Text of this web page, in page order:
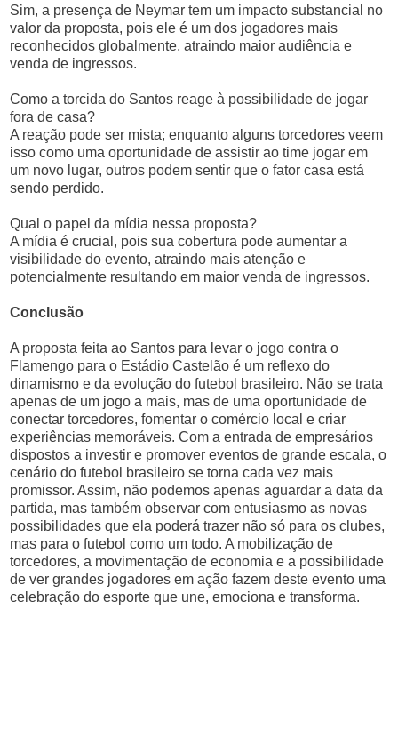
Sim, a presença de Neymar tem um impacto substancial no
valor da proposta, pois ele é um dos jogadores mais
reconhecidos globalmente, atraindo maior audiência e
venda de ingressos.
Como a torcida do Santos reage à possibilidade de jogar
fora de casa?
A reação pode ser mista; enquanto alguns torcedores veem
isso como uma oportunidade de assistir ao time jogar em
um novo lugar, outros podem sentir que o fator casa está
sendo perdido.
Qual o papel da mídia nessa proposta?
A mídia é crucial, pois sua cobertura pode aumentar a
visibilidade do evento, atraindo mais atenção e
potencialmente resultando em maior venda de ingressos.
Conclusão
A proposta feita ao Santos para levar o jogo contra o
Flamengo para o Estádio Castelão é um reflexo do
dinamismo e da evolução do futebol brasileiro. Não se trata
apenas de um jogo a mais, mas de uma oportunidade de
conectar torcedores, fomentar o comércio local e criar
experiências memoráveis. Com a entrada de empresários
dispostos a investir e promover eventos de grande escala, o
cenário do futebol brasileiro se torna cada vez mais
promissor. Assim, não podemos apenas aguardar a data da
partida, mas também observar com entusiasmo as novas
possibilidades que ela poderá trazer não só para os clubes,
mas para o futebol como um todo. A mobilização de
torcedores, a movimentação de economia e a possibilidade
de ver grandes jogadores em ação fazem deste evento uma
celebração do esporte que une, emociona e transforma.